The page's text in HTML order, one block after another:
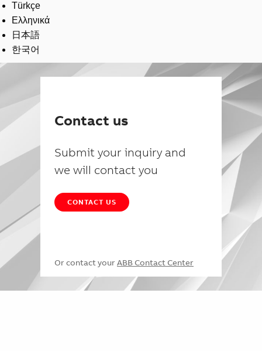
Türkçe
Ελληνικά
日本語
한국어
Contact us
Submit your inquiry and
we will contact you
CONTACT US
Or contact your ABB Contact Center